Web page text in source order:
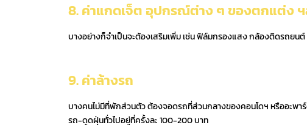
8. ค่าแกดเจ็ต อุปกรณ์ต่าง ๆ ของตกแต่ง
บางอย่างก็จำเป็นจะต้องเสริมเพิ่ม เช่น ฟิล์มกรองแสง กล้องติดรถยน
9. ค่าล้างรถ
บางคนไม่มีที่พักส่วนตัว ต้องจอดรถที่ส่วนกลางของคอนโดฯ หรืออะพาร์
รถ-ดูดฝุ่นทั่วไปอยู่ที่ครั้งละ 100-200 บาท